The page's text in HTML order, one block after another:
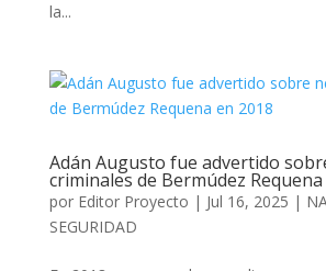
la...
Adán Augusto fue advertido
criminales de Bermúdez
por Editor Proyecto | Jul 16, 2025 |
SEGURIDAD